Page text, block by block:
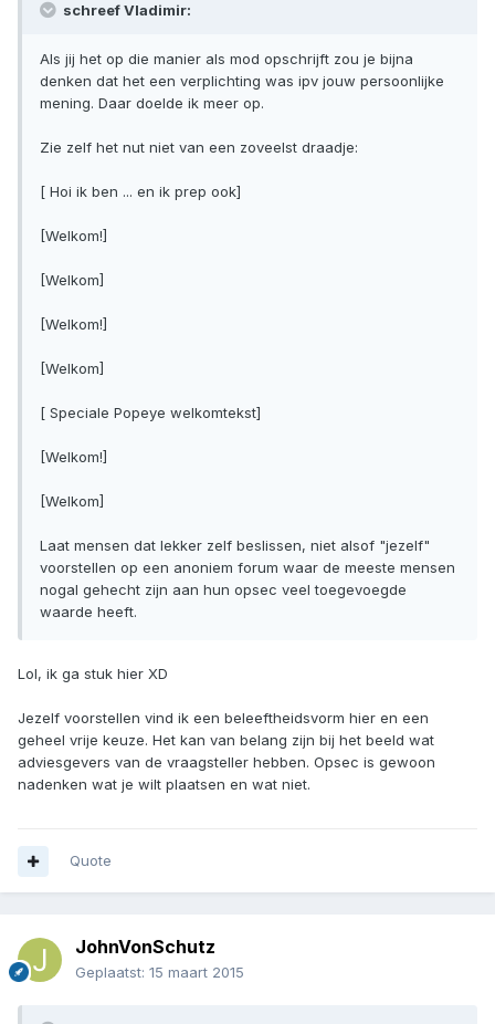
schreef Vladimir:
Als jij het op die manier als mod opschrijft zou je bijna
denken dat het een verplichting was ipv jouw persoonlijke
mening. Daar doelde ik meer op.
Zie zelf het nut niet van een zoveelst draadje:
[ Hoi ik ben ... en ik prep ook]
[Welkom!]
[Welkom]
[Welkom!]
[Welkom]
[ Speciale Popeye welkomtekst]
[Welkom!]
[Welkom]
Laat mensen dat lekker zelf beslissen, niet alsof "jezelf"
voorstellen op een anoniem forum waar de meeste mensen
nogal gehecht zijn aan hun opsec veel toegevoegde
waarde heeft.
Lol, ik ga stuk hier XD
Jezelf voorstellen vind ik een beleeftheidsvorm hier en een
geheel vrije keuze. Het kan van belang zijn bij het beeld wat
adviesgevers van de vraagsteller hebben. Opsec is gewoon
nadenken wat je wilt plaatsen en wat niet.
Quote
JohnVonSchutz
Geplaatst: 15 maart 2015